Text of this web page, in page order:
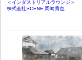
＜インダストリアルラウンジ＞
株式会社SCENE 岡崎貴也